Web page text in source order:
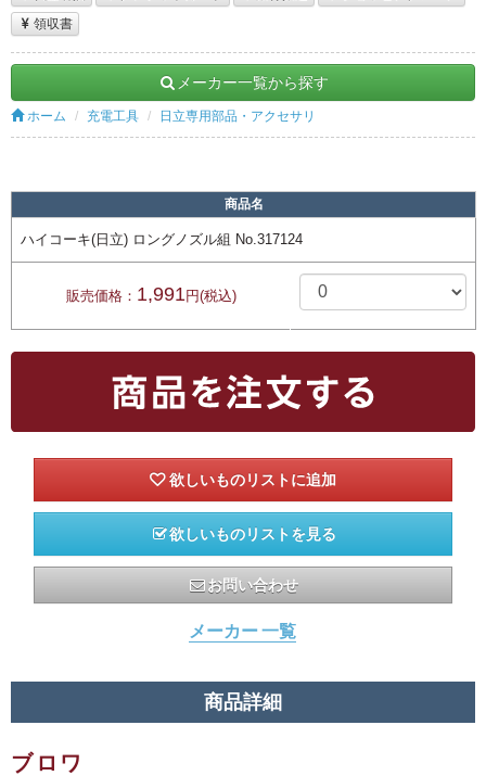
領収書
メーカー一覧から探す
ホーム 充電工具 日立専用部品・アクセサリ
商品名
ハイコーキ(日立) ロングノズル組 No.317124
販売価格： 1,991 円(税込)
欲しいものリストを見る
お問い合わせ
メーカー 一覧
商品詳細
ブロワ